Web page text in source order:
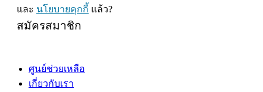
และ นโยบายคุกกี้ แล้ว?
สมัครสมาชิก
ศูนย์ช่วยเหลือ
เกี่ยวกับเรา